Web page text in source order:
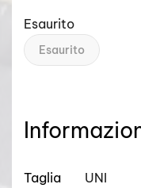
Esaurito
Esaurito
Taglia UNI